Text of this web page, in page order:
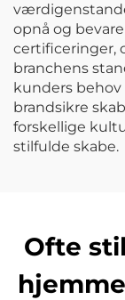
opnå og bevare
certificeringer,
branchens
kunders behov
brandsikre
forskellige
stilfulde skabe.
Ofte